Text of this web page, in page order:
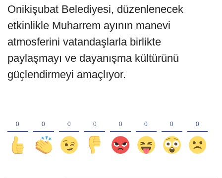
Onikişubat Belediyesi, düzenlenecek
etkinlikle Muharrem ayının manevi
atmosferini vatandaşlarla birlikte
paylaşmayı ve dayanışma kültürünü
güçlendirmeyi amaçlıyor.